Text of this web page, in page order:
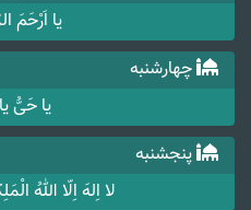
یا اَرْحَمَ
چهارشنبه
یا حَیُّ
پنجشنبه
لا اِلهَ اِلّا اللهُ